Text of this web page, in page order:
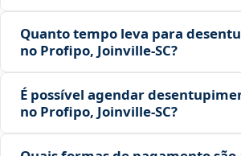
Quanto tempo leva para
no Profipo, Joinville‑SC?
É possível agendar
no Profipo, Joinville‑SC?